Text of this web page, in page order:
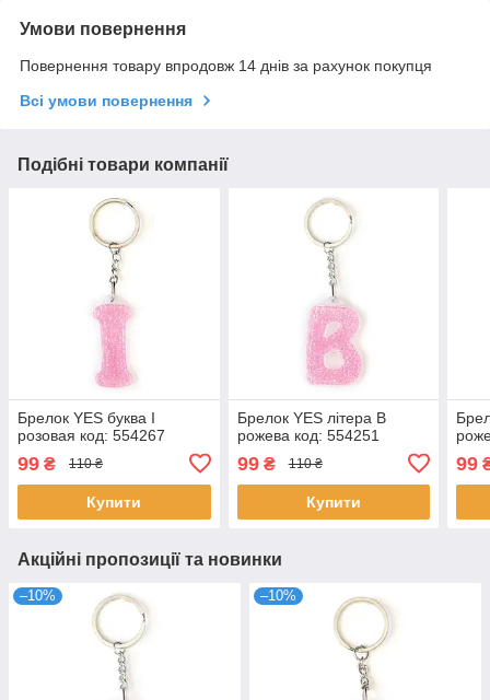
Умови повернення
Повернення товару впродовж 14 днів за рахунок покупця
Всі умови повернення
Подібні товари компанії
Брелок YES буква І
розовая код: 554267
99 ₴ 110 ₴
Купити
Брелок YES літера В
рожева код: 554251
99₴ 110 ₴
Купити
99
Акційні пропозиції та новинки
–10% –10%